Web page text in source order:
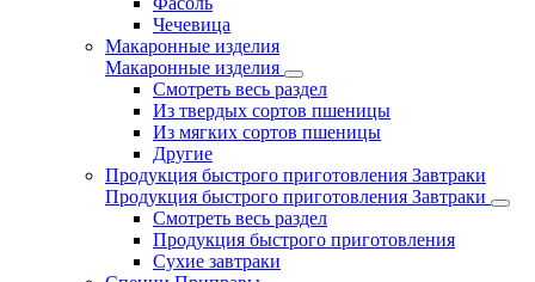
Чечевица
Макаронные изделия
Макаронные изделия
Смотреть весь раздел
Из твердых сортов пшеницы
Из мягких сортов пшеницы
Другие
Продукция быстрого приготовления Завтраки
Продукция быстрого приготовления Завтраки
Смотреть весь раздел
Продукция быстрого приготовления
Сухие завтраки